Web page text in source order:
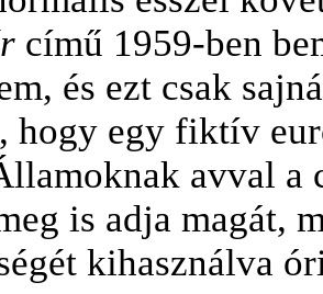
című 1959-ben
és ezt csak
hogy egy fiktív
avval
is adja magát,
kihasználva